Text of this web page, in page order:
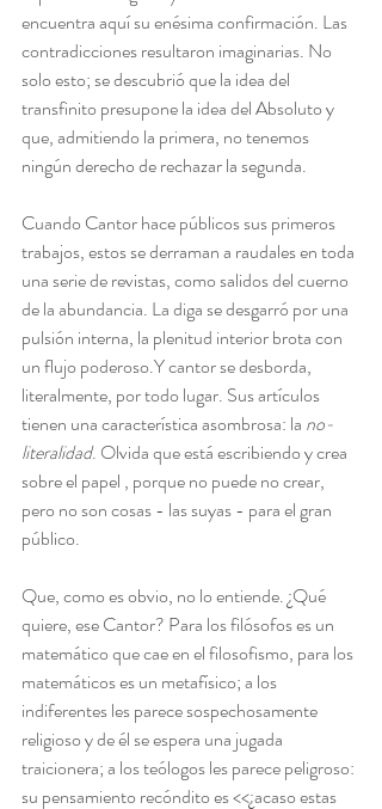
encuentra aquí su enésima confirmación. Las
contradicciones resultaron imaginarias. No
solo esto; se descubrió que la idea del
transfinito presupone la idea del Absoluto y
que, admitiendo la primera, no tenemos
ningún derecho de rechazar la segunda.
Cuando Cantor hace públicos sus primeros
trabajos, estos se derraman a raudales en toda
una serie de revistas, como salidos del cuerno
de la abundancia. La diga se desgarró por una
pulsión interna, la plenitud interior brota con
un flujo poderoso.Y cantor se desborda,
literalmente, por todo lugar. Sus artículos
tienen una característica asombrosa: la no-
literalidad. Olvida que está escribiendo y crea
sobre el papel , porque no puede no crear,
pero no son cosas - las suyas - para el gran
público.
Que, como es obvio, no lo entiende. ¿Qué
quiere, ese Cantor? Para los filósofos es un
matemático que cae en el filosofismo, para los
matemáticos es un metafísico; a los
indiferentes les parece sospechosamente
religioso y de él se espera una jugada
traicionera; a los teólogos les parece peligroso:
su pensamiento recóndito es <<¿acaso estas